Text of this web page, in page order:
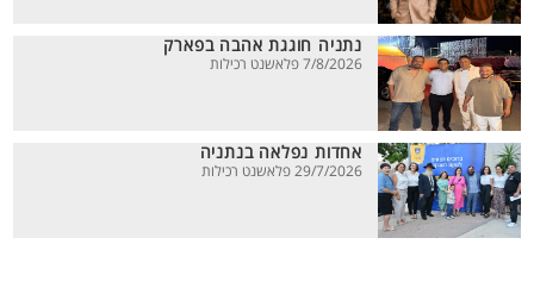
נתניה חוגגת אהבה בפארק
7/8/2026 פלאשנט רכילות
אחדות נפלאה בנתניה
29/7/2026 פלאשנט רכילות